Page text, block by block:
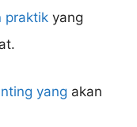
praktik yang
yang akan